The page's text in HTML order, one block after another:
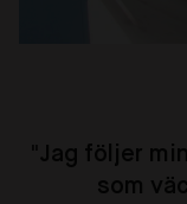
Jag följer
som